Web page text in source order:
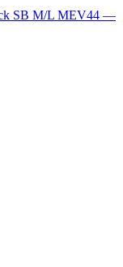
SB M/L MEV44 —